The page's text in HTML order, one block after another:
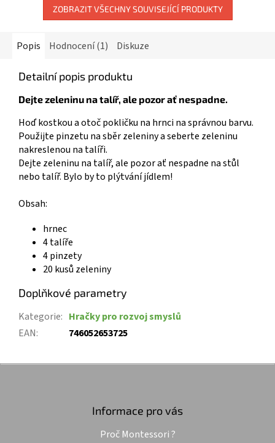
ZOBRAZIT VŠECHNY SOUVISEJÍCÍ PRODUKTY
Popis Hodnocení (1) Diskuze
Detailní popis produktu
Dejte zeleninu na talíř, ale pozor ať nespadne.
Hoď kostkou a otoč pokličku na hrnci na správnou barvu.
Použijte pinzetu na sběr zeleniny a seberte zeleninu
nakreslenou na talíři.
Dejte zeleninu na talíř, ale pozor ať nespadne na stůl
nebo talíř. Bylo by to plýtvání jídlem!
Obsah:
hrnec
4 talíře
4 pinzety
20 kusů zeleniny
Doplňkové parametry
Kategorie: Hračky pro rozvoj smyslů
EAN: 746052653725
Z
Informace pro vás
Proč Montessori ?